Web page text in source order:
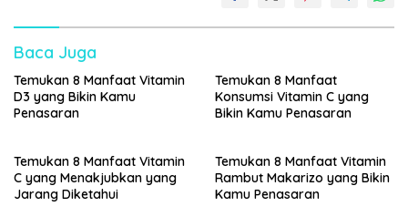
Baca Juga
Temukan 8 Manfaat Vitamin
D3 yang Bikin Kamu
Penasaran
Temukan 8 Manfaat
Konsumsi Vitamin C yang
Bikin Kamu Penasaran
Temukan 8 Manfaat Vitamin
C yang Menakjubkan yang
Jarang Diketahui
Temukan 8 Manfaat Vitamin
Rambut Makarizo yang Bikin
Kamu Penasaran